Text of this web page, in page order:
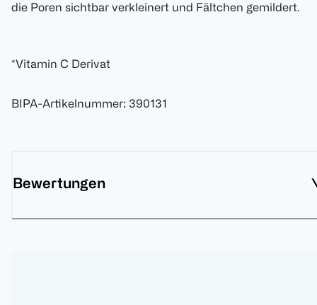
die Poren sichtbar verkleinert und Fältchen gemildert.
*Vitamin C Derivat
BIPA-Artikelnummer: 390131
Bewertungen